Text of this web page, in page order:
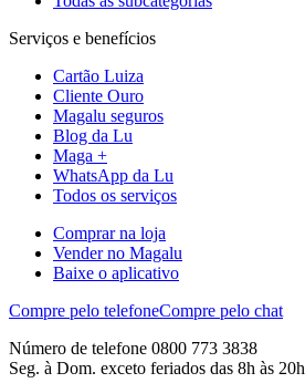
Serviços e benefícios
Cartão Luiza
Cliente Ouro
Magalu seguros
Blog da Lu
Maga +
WhatsApp da Lu
Todos os serviços
Comprar na loja
Vender no Magalu
Baixe o aplicativo
Compre pelo telefoneCompre pelo chat
Número de telefone 0800 773 3838
Seg. à Dom. exceto feriados das 8h às 20h